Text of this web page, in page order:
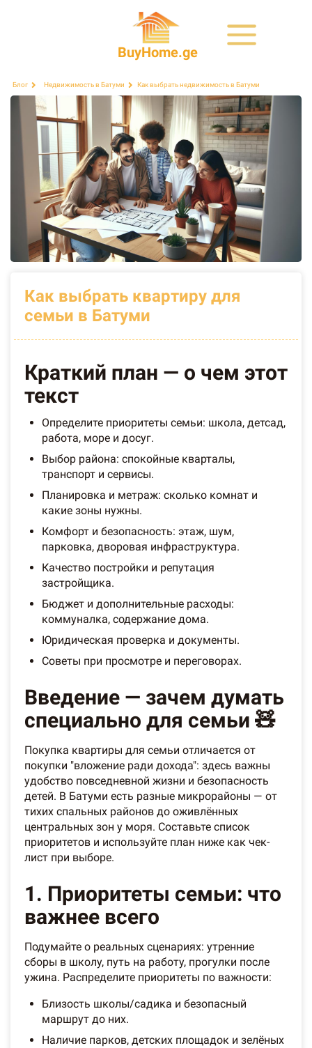
BuyHome.ge
Блог Недвижимость в Батуми Как выбрать недвижимость в Батуми
Как выбрать квартиру для
семьи в Батуми
Краткий план — о чем этот
текст
Определите приоритеты семьи: школа, детсад,
работа, море и досуг.
Выбор района: спокойные кварталы,
транспорт и сервисы.
Планировка и метраж: сколько комнат и
какие зоны нужны.
Комфорт и безопасность: этаж, шум,
парковка, дворовая инфраструктура.
Качество постройки и репутация
застройщика.
Бюджет и дополнительные расходы:
коммуналка, содержание дома.
Юридическая проверка и документы.
Советы при просмотре и переговорах.
Введение — зачем думать
специально для семьи 🧸
Покупка квартиры для семьи отличается от
покупки "вложение ради дохода": здесь важны
удобство повседневной жизни и безопасность
детей. В Батуми есть разные микрорайоны — от
тихих спальных районов до оживлённых
центральных зон у моря. Составьте список
приоритетов и используйте план ниже как чек-
лист при выборе.
1. Приоритеты семьи: что
важнее всего
Подумайте о реальных сценариях: утренние
сборы в школу, путь на работу, прогулки после
ужина. Распределите приоритеты по важности:
Близость школы/садика и безопасный
маршрут до них.
Наличие парков, детских площадок и зелёных